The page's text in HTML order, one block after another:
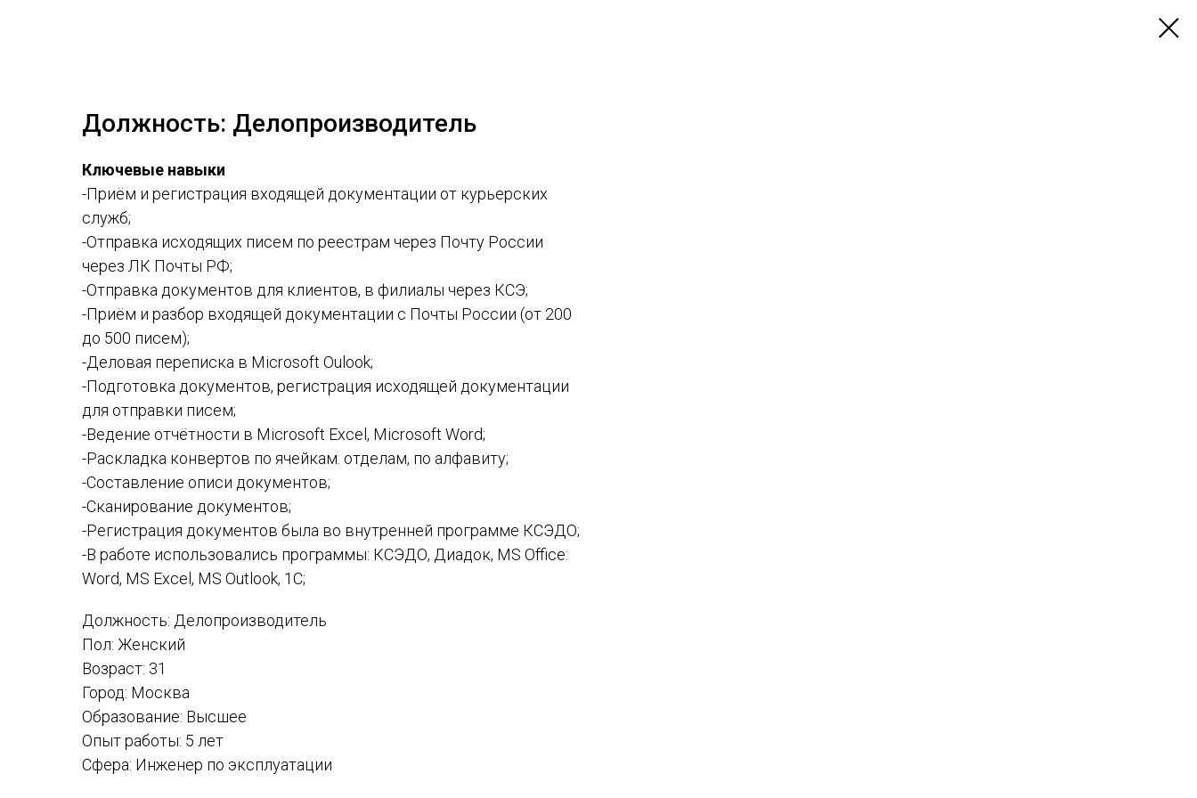
Должность: Делопроизводитель
Ключевые навыки
-Приём и регистрация входящей документации от курьерских
служб;
-Отправка исходящих писем по реестрам через Почту России
через ЛК Почты РФ;
-Отправка документов для клиентов, в филиалы через КСЭ;
-Приём и разбор входящей документации с Почты России (от 200
до 500 писем);
-Деловая переписка в Microsoft Oulook;
-Подготовка документов, регистрация исходящей документации
для отправки писем;
-Ведение отчётности в Microsoft Excel, Microsoft Word;
-Раскладка конвертов по ячейкам. отделам, по алфавиту;
-Составление описи документов;
-Сканирование документов;
-Регистрация документов была во внутренней программе КСЭДО;
-В работе использовались программы: КСЭДО, Диадок, MS Office:
Word, MS Excel, MS Outlook, 1С;
Должность: Делопроизводитель
Пол: Женский
Возраст: 31
Город: Москва
Образование: Высшее
Опыт работы: 5 лет
Сфера: Инженер по эксплуатации